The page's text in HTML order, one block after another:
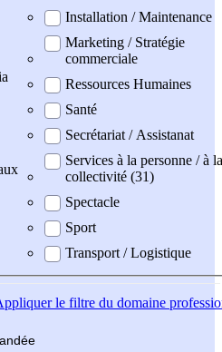
Installation / Maintenance
Marketing / Stratégie
commerciale
Ressources Humaines
Santé
Secrétariat / Assistanat
Services à la personne / à la
collectivité (31)
Spectacle
Sport
Transport / Logistique
le filtre du domaine